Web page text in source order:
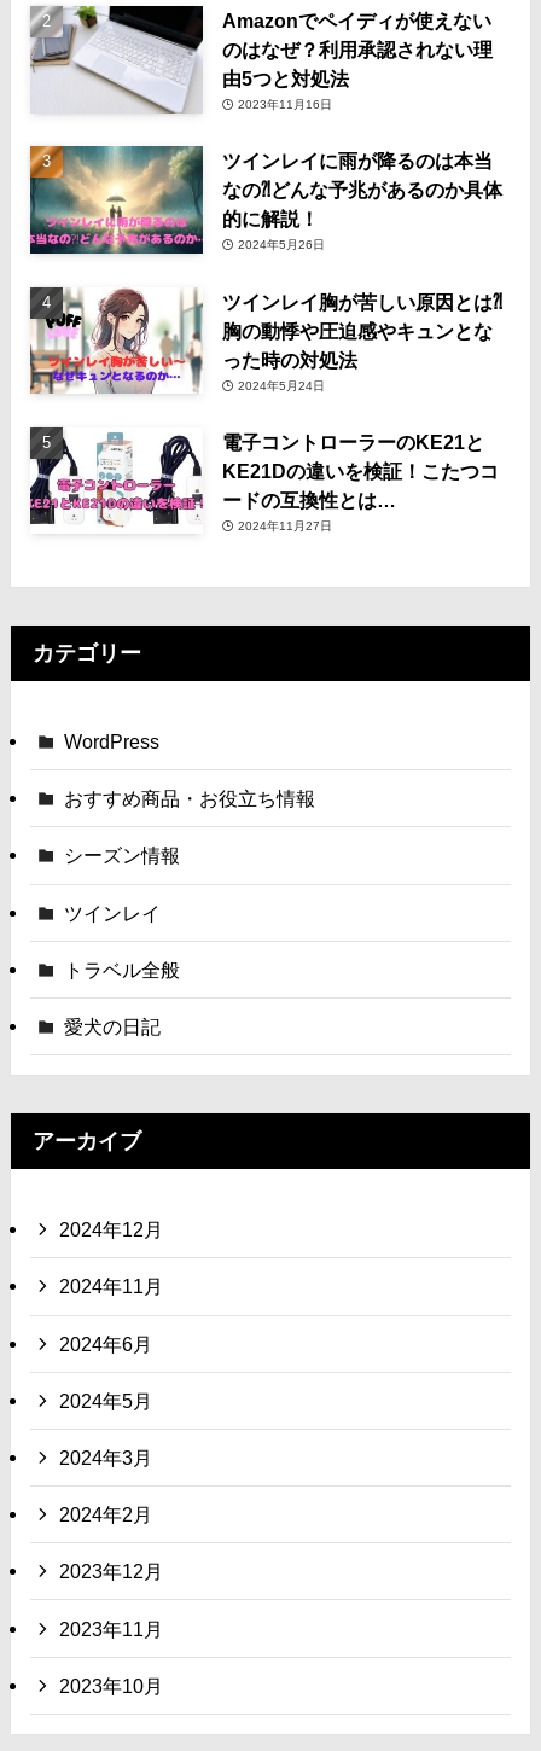
Amazonでペイディが使えない
のはなぜ？利用承認されない理
由5つと対処法
2023年11月16日
ツインレイに雨が降るのは本当
なの⁈どんな予兆があるのか具体
的に解説！
2024年5月26日
ツインレイ胸が苦しい原因とは⁈
胸の動悸や圧迫感やキュンとな
った時の対処法
2024年5月24日
電子コントローラーのKE21と
KE21Dの違いを検証！こたつコ
ードの互換性とは…
2024年11月27日
カテゴリー
WordPress
おすすめ商品・お役立ち情報
シーズン情報
ツインレイ
トラベル全般
愛犬の日記
アーカイブ
2024年12月
2024年11月
2024年6月
2024年5月
2024年3月
2024年2月
2023年12月
2023年11月
2023年10月